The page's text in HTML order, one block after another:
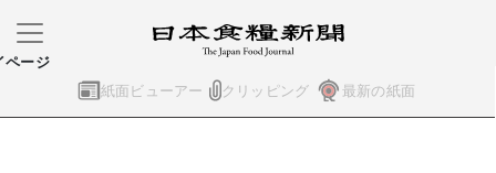
紙面ビューアー クリッピング 最新の紙面
ページ